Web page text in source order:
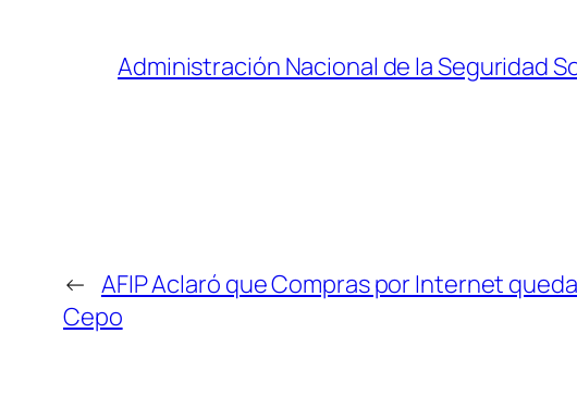
Administración Nacional de la Seguridad
← AFIP Aclaró que Compras por Internet
Cepo